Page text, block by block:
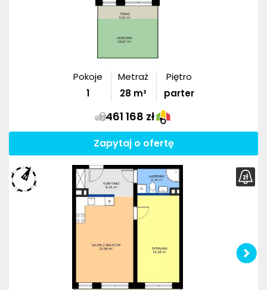
Pokoje
1
Metraż
28 m²
Piętro
parter
461 168 zł
Zapytaj o ofertę